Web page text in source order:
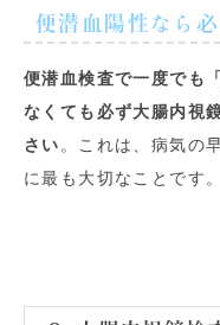
便潜血陽性なら
便潜血検査で一度でも
なくても必ず大腸内視
さい。これは、病気の
に最も大切なことです。